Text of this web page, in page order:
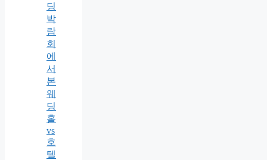
딩
박
람
회
에
서
본
웨
딩
홀
vs
호
텔